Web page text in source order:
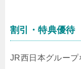
割引・特典優待
JR西日本グルー